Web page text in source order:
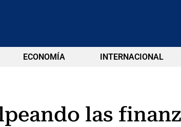
ECONOMÍA INTERNACIONAL
las